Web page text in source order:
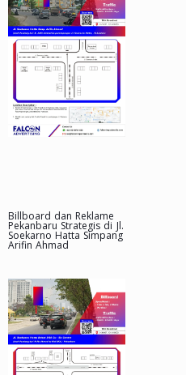
Billboard dan Reklame
Pekanbaru Strategis di Jl.
Soekarno Hatta Simpang
Arifin Ahmad